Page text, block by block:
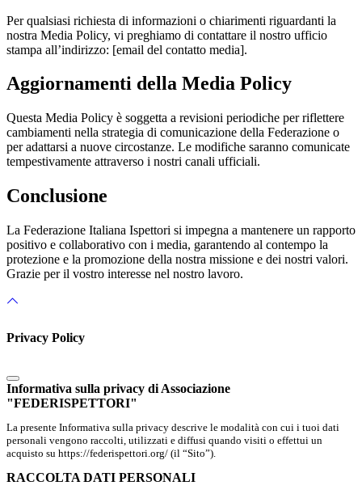
Per qualsiasi richiesta di informazioni o chiarimenti riguardanti la
nostra Media Policy, vi preghiamo di contattare il nostro ufficio
stampa all’indirizzo: [email del contatto media].
Aggiornamenti della Media Policy
Questa Media Policy è soggetta a revisioni periodiche per riflettere
cambiamenti nella strategia di comunicazione della Federazione o
per adattarsi a nuove circostanze. Le modifiche saranno comunicate
tempestivamente attraverso i nostri canali ufficiali.
Conclusione
La Federazione Italiana Ispettori si impegna a mantenere un rapporto
positivo e collaborativo con i media, garantendo al contempo la
protezione e la promozione della nostra missione e dei nostri valori.
Grazie per il vostro interesse nel nostro lavoro.
Privacy Policy
Informativa sulla privacy di Associazione
"FEDERISPETTORI"
La presente Informativa sulla privacy descrive le modalità con cui i tuoi dati
personali vengono raccolti, utilizzati e diffusi quando visiti o effettui un
acquisto su https://federispettori.org/ (il “Sito”).
RACCOLTA DATI PERSONALI